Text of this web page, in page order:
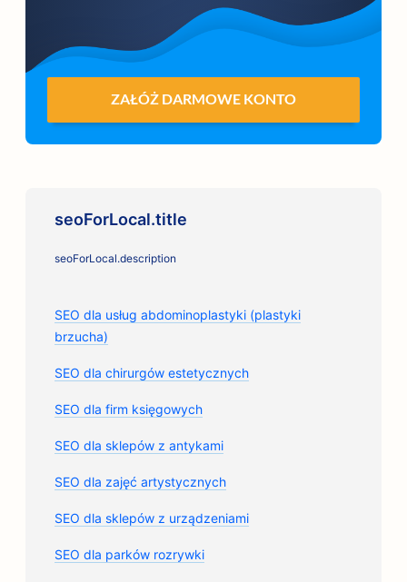
ZAŁÓŻ DARMOWE KONTO
seoForLocal.title
seoForLocal.description
SEO dla usług abdominoplastyki (plastyki
brzucha)
SEO dla chirurgów estetycznych
SEO dla firm księgowych
SEO dla sklepów z antykami
SEO dla zajęć artystycznych
SEO dla sklepów z urządzeniami
SEO dla parków rozrywki